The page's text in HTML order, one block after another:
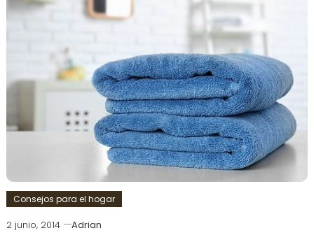
Consejos para el hogar
2 junio, 2014
Adrian